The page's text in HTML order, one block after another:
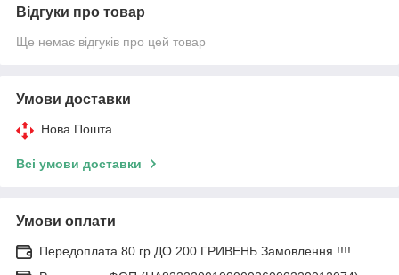
Відгуки про товар
Ще немає відгуків про цей товар
Умови доставки
Нова Пошта
Всі умови доставки
Умови оплати
Передоплата 80 гр ДО 200 ГРИВЕНЬ Замовлення !!!!